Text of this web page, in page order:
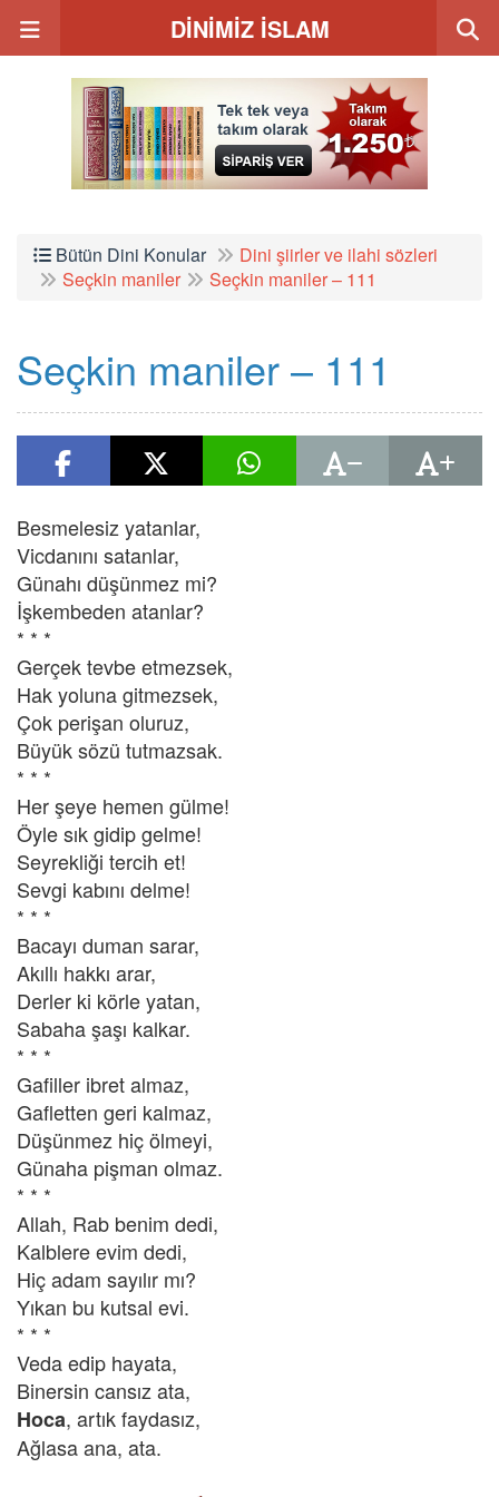
DİNİMİZ İSLAM
Bütün Dini Konular
Dini şiirler ve ilahi sözleri
Seçkin maniler
Seçkin maniler – 111
Seçkin maniler – 111
Besmelesiz yatanlar,
Vicdanını satanlar,
Günahı düşünmez mi?
İşkembeden atanlar?
* * *
Gerçek tevbe etmezsek,
Hak yoluna gitmezsek,
Çok perişan oluruz,
Büyük sözü tutmazsak.
* * *
Her şeye hemen gülme!
Öyle sık gidip gelme!
Seyrekliği tercih et!
Sevgi kabını delme!
* * *
Bacayı duman sarar,
Akıllı hakkı arar,
Derler ki körle yatan,
Sabaha şaşı kalkar.
* * *
Gafiller ibret almaz,
Gafletten geri kalmaz,
Düşünmez hiç ölmeyi,
Günaha pişman olmaz.
* * *
Allah, Rab benim dedi,
Kalblere evim dedi,
Hiç adam sayılır mı?
Yıkan bu kutsal evi.
* * *
Veda edip hayata,
Binersin cansız ata,
Hoca, artık faydasız,
Ağlasa ana, ata.